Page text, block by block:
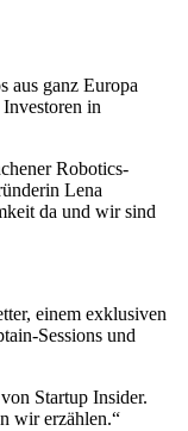
aus ganz Europa
in
Robotics-
Lena
da und wir sind
einem exklusiven
Sessions und
Startup Insider.
wir erzählen.“